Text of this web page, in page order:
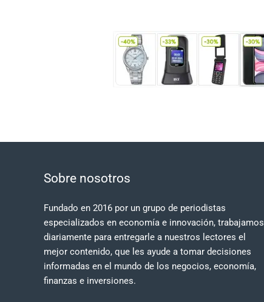
Sobre nosotros
Fundado en 2016 por un grupo de periodistas
especializados en economía e innovación, trabajamos
diariamente para entregarle a nuestros lectores el
mejor contenido, que les ayude a tomar decisiones
informadas en el mundo de los negocios, economía,
finanzas e inversiones.